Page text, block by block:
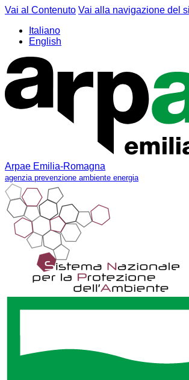
Vai al Contenuto Vai alla navigazione del
Italiano
English
Arpae Emilia-Romagna
agenzia prevenzione ambiente energia